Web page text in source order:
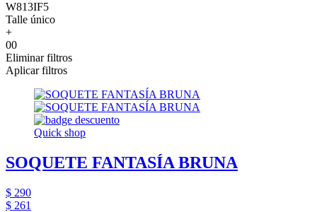
W813IF5
Talle único
+
00
Eliminar filtros
Aplicar filtros
Quick shop
SOQUETE FANTASÍA BRUNA
$ 290
$ 261